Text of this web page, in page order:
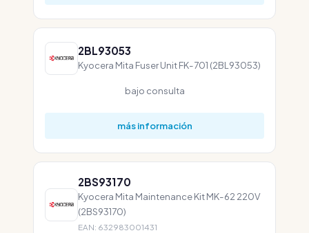
2BL93053
Kyocera Mita Fuser Unit FK-701 (2BL93053)
bajo consulta
más información
2BS93170
Kyocera Mita Maintenance Kit MK-62 220V
(2BS93170)
EAN: 632983001431